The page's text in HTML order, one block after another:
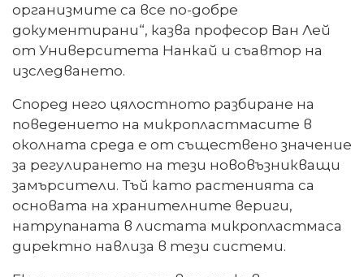
организмите са все по-добре
документирани“, казва професор Ван Лей
от Университета Нанкай и съавтор на
изследването.
Според него цялостното разбиране на
поведението на микропластмасите в
околната среда е от съществено значение
за регулирането на тези нововъзникващи
замърсители. Тъй като растенията са
основата на хранителните вериги,
натрупаната в листата микропластмаса
директно навлиза в тези системи.